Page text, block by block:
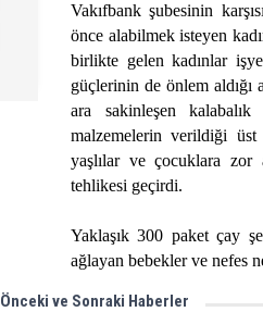
Vakıfbank şubesinin
önce alabilmek isteyen
birlikte gelen kadınlar
güçlerinin de önlem aldığı
ara sakinleşen
malzemelerin verildiği
yaşlılar ve çocuklara zor
tehlikesi geçirdi.
Yaklaşık 300 paket çay
ağlayan bebekler ve nefes
Önceki ve Sonraki Haberler